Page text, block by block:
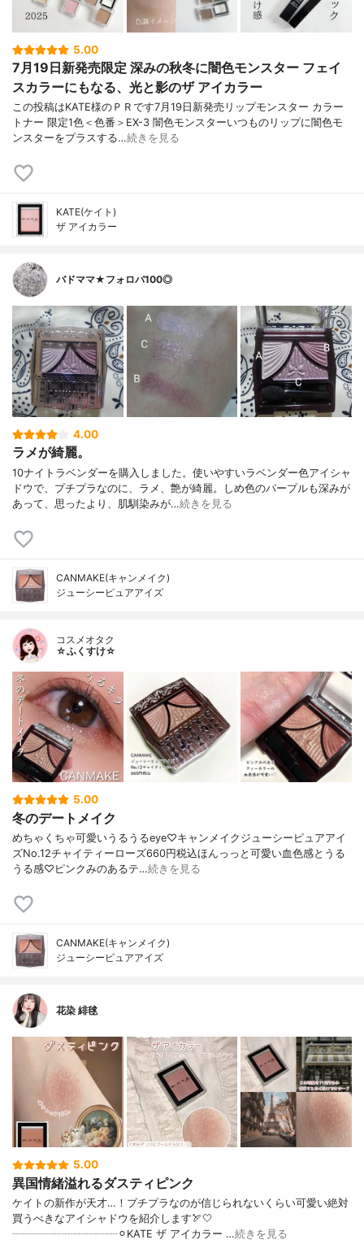
5.00
7月19日新発売限定 深みの秋冬に闇色モンスター フェイ
スカラーにもなる、光と影のザ アイカラー
この投稿はKATE様のＰＲです7月19日新発売リップモンスター カラー
トナー 限定1色＜色番＞EX-3 闇色モンスターいつものリップに闇色モ
ンスターをプラスする…続きを見る
KATE(ケイト)
ザ アイカラー
バドママ★フォロバ100◎
4.00
ラメが綺麗。
10ナイトラベンダーを購入しました。使いやすいラベンダー色アイシャ
ドウで、プチプラなのに、ラメ、艶が綺麗。しめ色のパープルも深みが
あって、思ったより、肌馴染みが…続きを見る
CANMAKE(キャンメイク)
ジューシーピュアアイズ
コスメオタク
☆ふくすけ☆
5.00
冬のデートメイク
めちゃくちゃ可愛いうるうるeye♡キャンメイクジューシーピュアアイ
ズNo.12チャイティーローズ660円税込ほんっっと可愛い血色感とうる
うる感♡ピンクみのあるテ…続きを見る
CANMAKE(キャンメイク)
ジューシーピュアアイズ
花染 緋毬
5.00
異国情緒溢れるダスティピンク
ケイトの新作が天才…！プチプラなのが信じられないくらい可愛い絶対
買うべきなアイシャドウを紹介します🏹🤍
┈┈┈┈┈┈┈┈┈┈⚪︎KATE ザ アイカラー …続きを見る